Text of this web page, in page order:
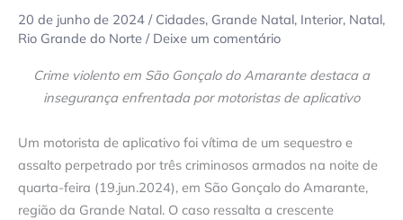
20 de junho de 2024 / Cidades, Grande Natal, Interior, Natal,
Rio Grande do Norte / Deixe um comentário
Crime violento em São Gonçalo do Amarante destaca a
insegurança enfrentada por motoristas de aplicativo
Um motorista de aplicativo foi vítima de um sequestro e
assalto perpetrado por três criminosos armados na noite de
quarta-feira (19.jun.2024), em São Gonçalo do Amarante,
região da Grande Natal. O caso ressalta a crescente